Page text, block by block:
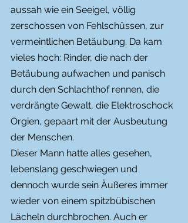
aussah wie ein Seeigel, völlig
zerschossen von Fehlschüssen, zur
vermeintlichen Betäubung. Da kam
vieles hoch: Rinder, die nach der
Betäubung aufwachen und panisch
durch den Schlachthof rennen, die
verdrängte Gewalt, die Elektroschock
Orgien, gepaart mit der Ausbeutung
der Menschen.
Dieser Mann hatte alles gesehen,
lebenslang geschwiegen und
dennoch wurde sein Äußeres immer
wieder von einem spitzbübischen
Lächeln durchbrochen. Auch er